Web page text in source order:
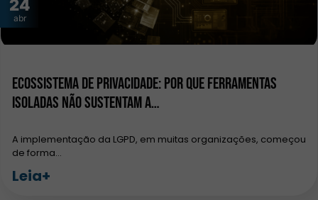
24
abr
Ecossistema de privacidade: por que ferramentas
isoladas não sustentam a…
A implementação da LGPD, em muitas organizações, começou
de forma…
Leia+